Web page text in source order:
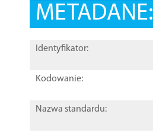
METADANE:
Identyfikator:
Kodowanie:
Nazwa standardu: